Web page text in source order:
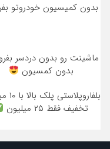
بدون کمیسیون خودروتو
ماشینت رو بدون دردسر
بدون کمسیون
تخفیف فقط ۲۵ میلیون